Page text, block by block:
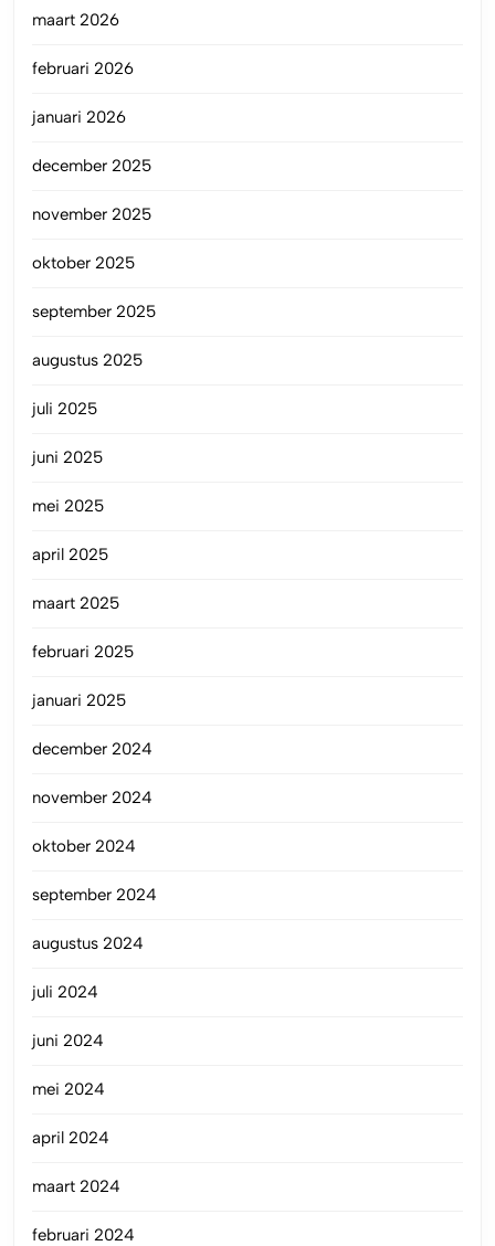
maart 2026
februari 2026
januari 2026
december 2025
november 2025
oktober 2025
september 2025
augustus 2025
juli 2025
juni 2025
mei 2025
april 2025
maart 2025
februari 2025
januari 2025
december 2024
november 2024
oktober 2024
september 2024
augustus 2024
juli 2024
juni 2024
mei 2024
april 2024
maart 2024
februari 2024